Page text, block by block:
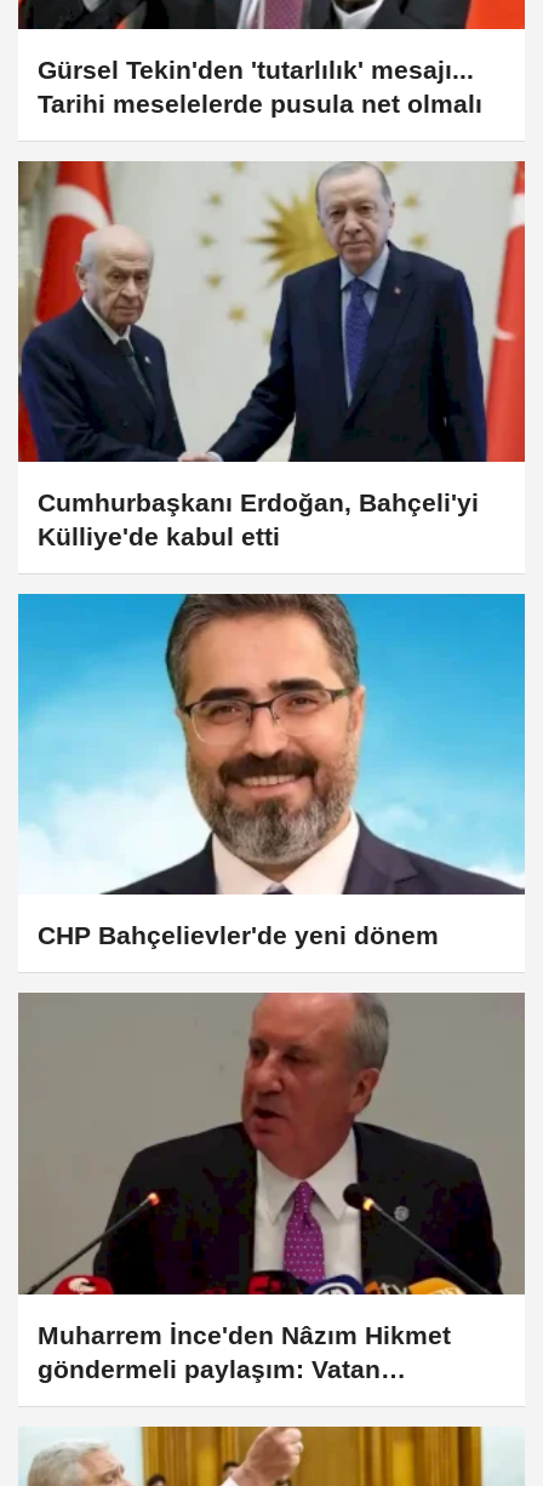
Gürsel Tekin'den 'tutarlılık' mesajı...
Tarihi meselelerde pusula net olmalı
Cumhurbaşkanı Erdoğan, Bahçeli'yi
Külliye'de kabul etti
CHP Bahçelievler'de yeni dönem
Muharrem İnce'den Nâzım Hikmet
göndermeli paylaşım: Vatan
hainliğine devam ediyor hâlâ